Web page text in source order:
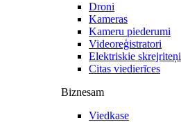
Droni
Kameras
Kameru piederumi
Videoreģistratori
Elektriskie skrejriteņi
Citas viedierīces
Biznesam
Viedkase